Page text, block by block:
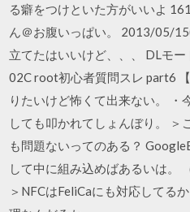
る癖をつけといた方がいいよ
ん＠お腹いっぱい。 2013/05/
立てたはいいけど、、、 DLモ
02C root初心者質問スレ part6
りたいけど怖くて出来ない。
しても叩かれてしょんぼり。 ＞
も問題ないってのある？
して中に組み込めばあるいは。
＞NFCはFeliCaにも対応してる